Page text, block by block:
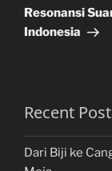
Post
Resonansi
Indonesia
Recent
Dari Biji ke